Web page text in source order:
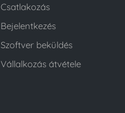
Csatlakozás
Bejelentkezés
Szoftver beküldés
Vállalkozás átvétele